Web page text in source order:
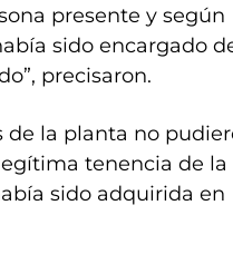
presente y según
sido encargado
precisaron.
de la planta no
tenencia de la
sido adquirida en